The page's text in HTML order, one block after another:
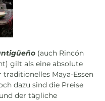
(auch Rincón
gilt als eine absolute
Maya-Essen
dazu sind die Preise
der tägliche